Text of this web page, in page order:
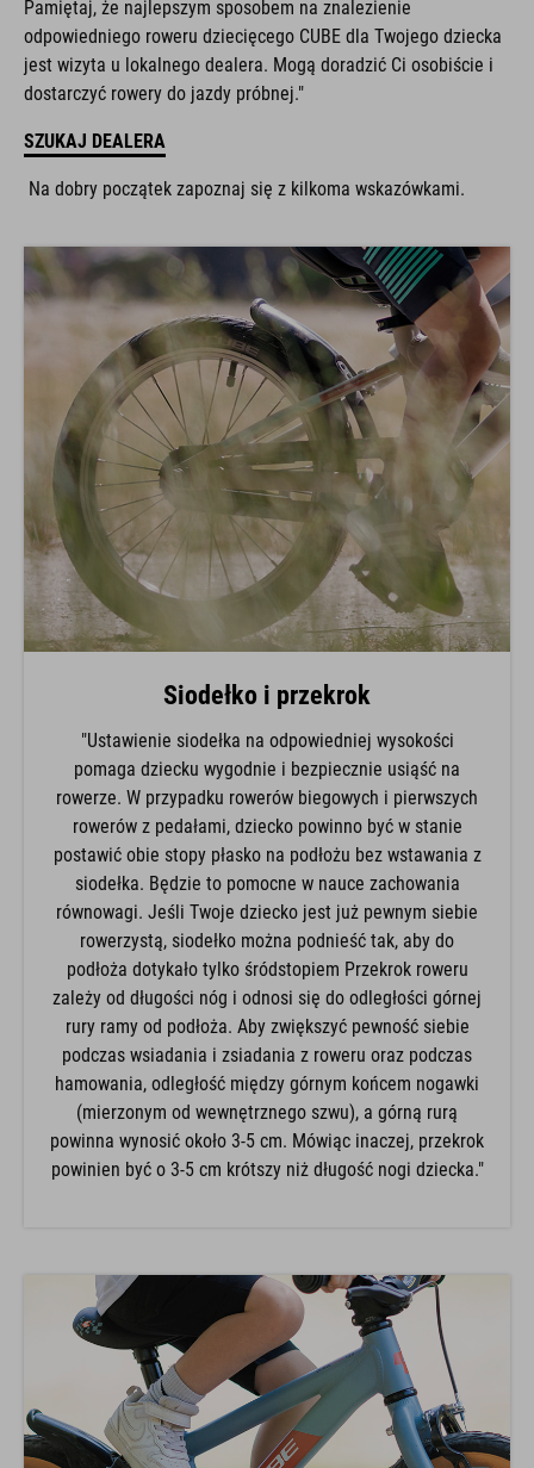
odpowiedniego roweru dziecięcego CUBE dla Twojego dziecka
jest wizyta u lokalnego dealera. Mogą doradzić Ci osobiście i
dostarczyć rowery do jazdy próbnej."
SZUKAJ DEALERA
Na dobry początek zapoznaj się z kilkoma wskazówkami.
Siodełko i przekrok
"Ustawienie siodełka na odpowiedniej wysokości
pomaga dziecku wygodnie i bezpiecznie usiąść na
rowerze. W przypadku rowerów biegowych i pierwszych
rowerów z pedałami, dziecko powinno być w stanie
postawić obie stopy płasko na podłożu bez wstawania z
siodełka. Będzie to pomocne w nauce zachowania
równowagi. Jeśli Twoje dziecko jest już pewnym siebie
rowerzystą, siodełko można podnieść tak, aby do
podłoża dotykało tylko śródstopiem Przekrok roweru
zależy od długości nóg i odnosi się do odległości górnej
rury ramy od podłoża. Aby zwiększyć pewność siebie
podczas wsiadania i zsiadania z roweru oraz podczas
hamowania, odległość między górnym końcem nogawki
(mierzonym od wewnętrznego szwu), a górną rurą
powinna wynosić około 3-5 cm. Mówiąc inaczej, przekrok
powinien być o 3-5 cm krótszy niż długość nogi dziecka."